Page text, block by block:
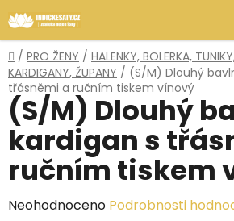
na
obsah
Domů
/ PRO ŽENY / HALENKY, BOLERKA,
KARDIGANY, ŽUPANY / (S/M) Dlouhý
třásněmi a ručním tiskem vínový
(S/M) Dlouhý
kardigan s
ručním tiskem
Průměrné
Neohodnoceno Podrobnosti